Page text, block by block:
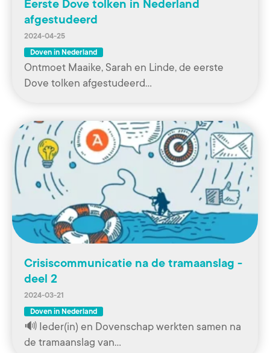
Eerste Dove tolken in Nederland
afgestudeerd
2024-04-25
Doven in Nederland
Ontmoet Maaike, Sarah en Linde, de eerste
Dove tolken afgestudeerd…
Crisiscommunicatie na de tramaanslag -
deel 2
2024-03-21
Doven in Nederland
🔊 Ieder(in) en Dovenschap werkten samen na
de tramaanslag van…